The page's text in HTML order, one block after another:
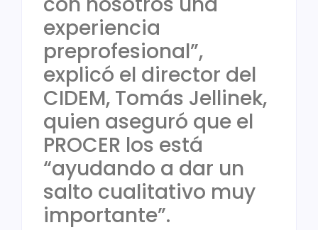
experiencia
preprofesional”,
explicó el director del
CIDEM, Tomás Jellinek,
quien aseguró que el
PROCER los está
“ayudando a dar un
salto cualitativo muy
importante”.